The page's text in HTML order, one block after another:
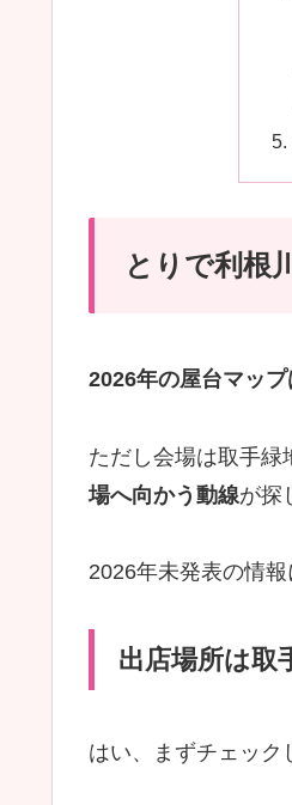
とりで利根
2026年の屋台マッ
ただし会場は取手緑
場へ向かう動線が探
2026年未発表の情
出店場所は取
はい、まずチェック